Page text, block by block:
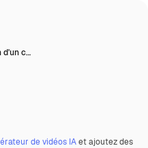
d'un c…
de vidéos IAet ajoutez des